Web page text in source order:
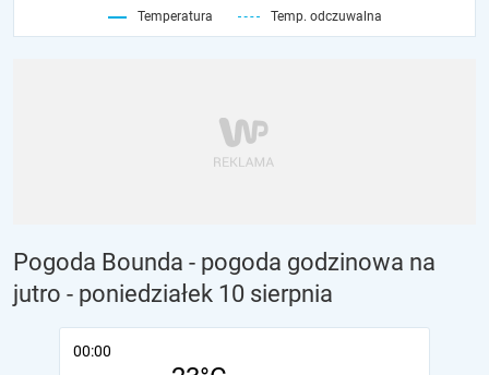
Temperatura Temp. odczuwalna
Pogoda Bounda - pogoda godzinowa na
jutro - poniedziałek 10 sierpnia
00:00